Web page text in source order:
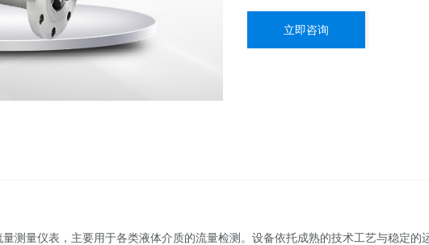
立即咨询
测量仪表，主要用于各类液体介质的流量检测。设备依托成熟的技术工艺与稳定